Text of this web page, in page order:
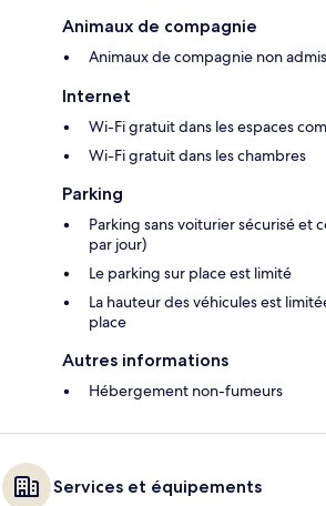
Animaux de compagnie
Animaux de compagnie non admis
Internet
Wi-Fi gratuit dans les espaces
Wi-Fi gratuit dans les chambres
Parking
Parking sans voiturier sécurisé et
par jour)
Le parking sur place est limité
La hauteur des véhicules est
place
Autres informations
Hébergement non-fumeurs
Services et équipements